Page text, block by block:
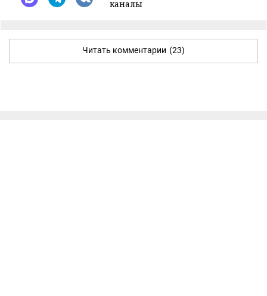
каналы
Читать комментарии (23)